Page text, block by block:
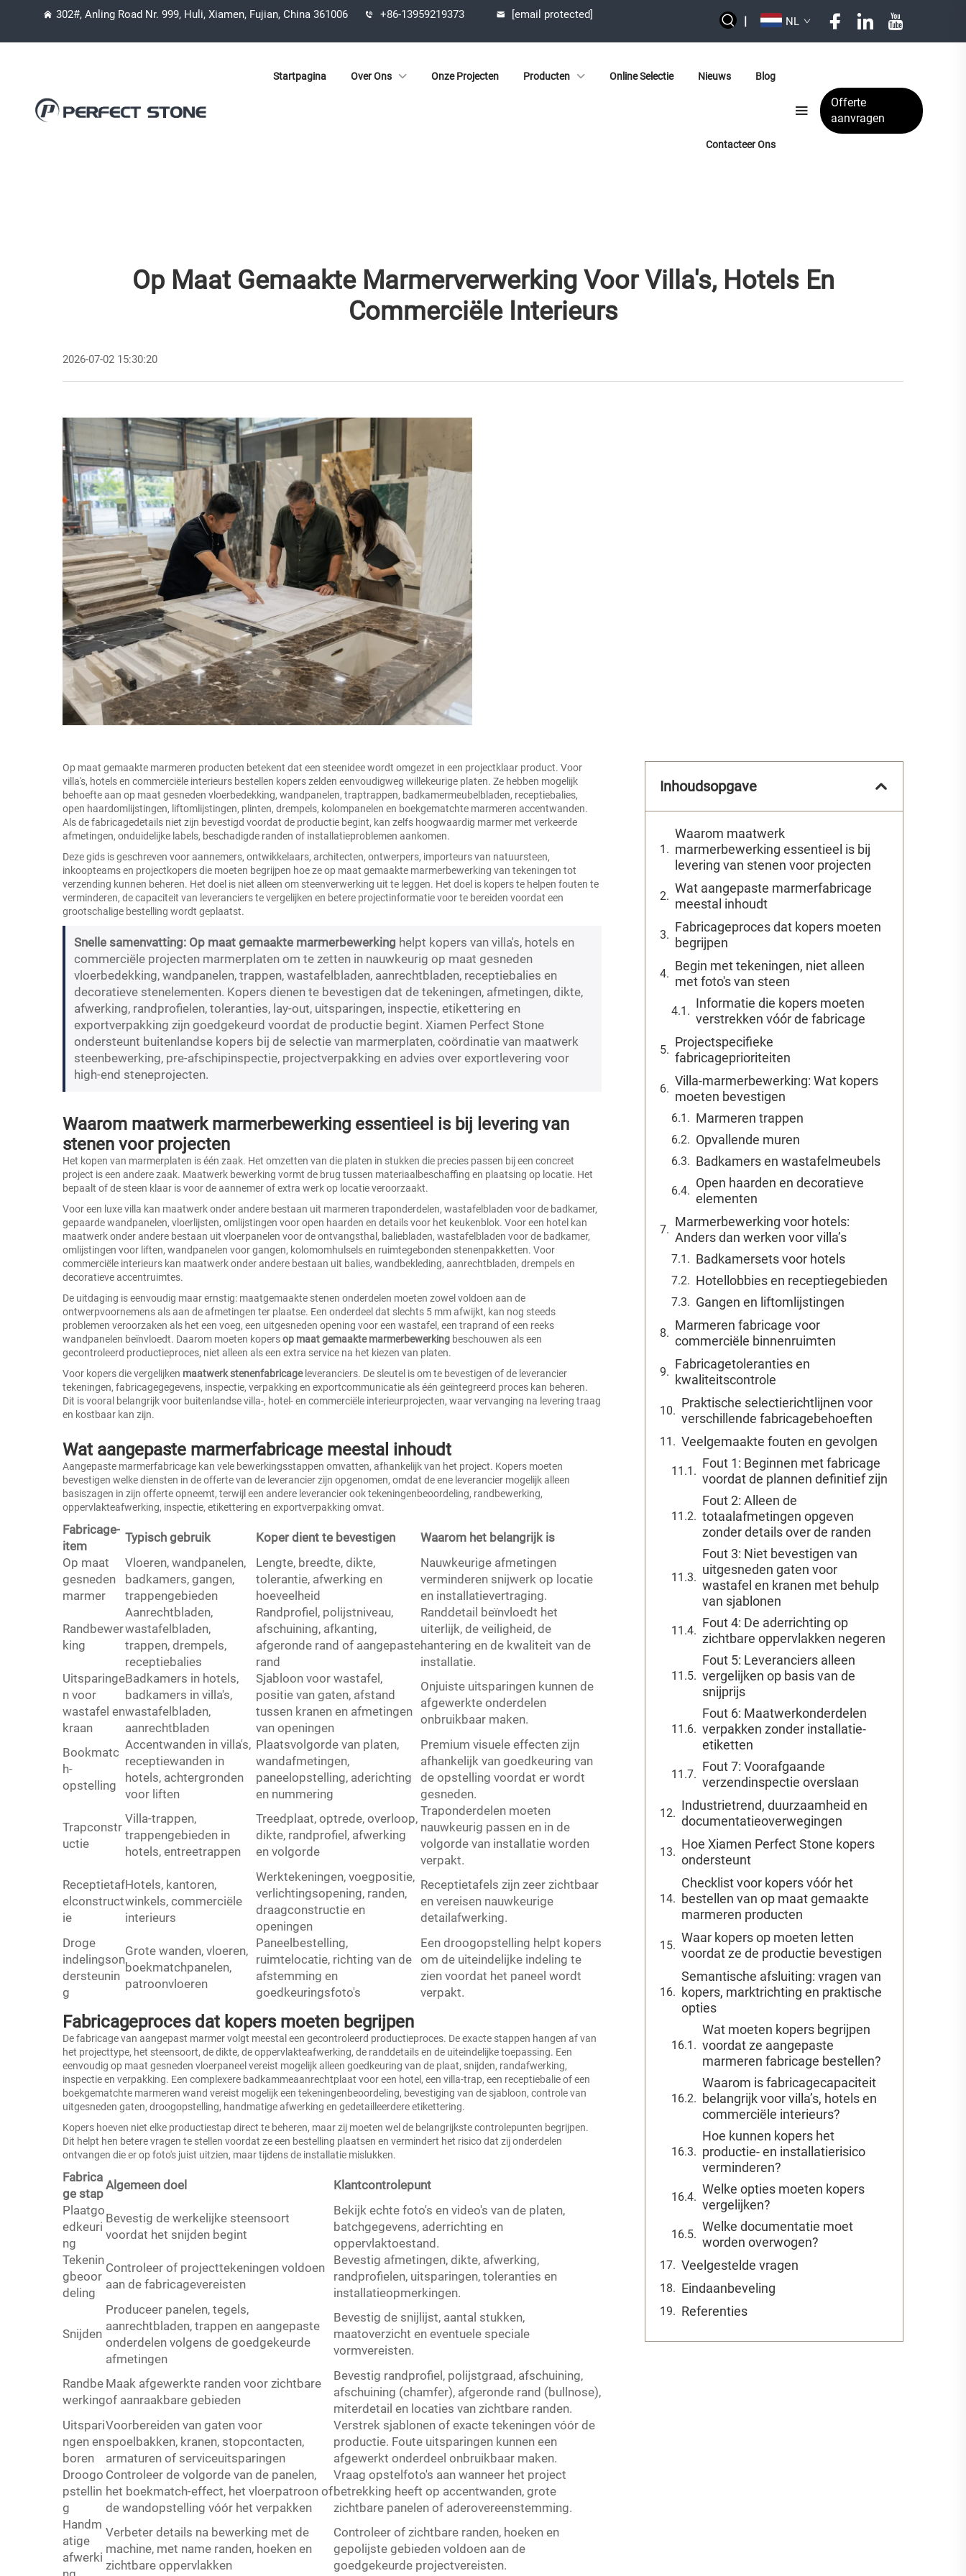
302#, Anling Road Nr. 999, Huli, Xiamen, Fujian, China 361006 +86-13959219373 [email protected] | NL
Startpagina Over Ons Onze Projecten Producten Online Selectie Nieuws Blog
Contacteer Ons
Offerte
aanvragen
Op Maat Gemaakte Marmerverwerking Voor Villa's, Hotels En
Commerciële Interieurs
2026-07-02 15:30:20
Op maat gemaakte marmeren producten betekent dat een steenidee wordt omgezet in een projectklaar product. Voor
villa's, hotels en commerciële interieurs bestellen kopers zelden eenvoudigweg willekeurige platen. Ze hebben mogelijk
behoefte aan op maat gesneden vloerbedekking, wandpanelen, traptrappen, badkamermeubelbladen, receptiebalies,
open haardomlijstingen, liftomlijstingen, plinten, drempels, kolompanelen en boekgematchte marmeren accentwanden.
Als de fabricagedetails niet zijn bevestigd voordat de productie begint, kan zelfs hoogwaardig marmer met verkeerde
afmetingen, onduidelijke labels, beschadigde randen of installatieproblemen aankomen.
Deze gids is geschreven voor aannemers, ontwikkelaars, architecten, ontwerpers, importeurs van natuursteen,
inkoopteams en projectkopers die moeten begrijpen hoe ze op maat gemaakte marmerbewerking van tekeningen tot
verzending kunnen beheren. Het doel is niet alleen om steenverwerking uit te leggen. Het doel is kopers te helpen fouten te
verminderen, de capaciteit van leveranciers te vergelijken en betere projectinformatie voor te bereiden voordat een
grootschalige bestelling wordt geplaatst.
Snelle samenvatting: Op maat gemaakte marmerbewerking helpt kopers van villa's, hotels en
commerciële projecten marmerplaten om te zetten in nauwkeurig op maat gesneden
vloerbedekking, wandpanelen, trappen, wastafelbladen, aanrechtbladen, receptiebalies en
decoratieve stenelementen. Kopers dienen te bevestigen dat de tekeningen, afmetingen, dikte,
afwerking, randprofielen, toleranties, lay-out, uitsparingen, inspectie, etikettering en
exportverpakking zijn goedgekeurd voordat de productie begint. Xiamen Perfect Stone
ondersteunt buitenlandse kopers bij de selectie van marmerplaten, coördinatie van maatwerk
steenbewerking, pre-afschipinspectie, projectverpakking en advies over exportlevering voor
high-end steneprojecten.
Waarom maatwerk marmerbewerking essentieel is bij levering van
stenen voor projecten
Het kopen van marmerplaten is één zaak. Het omzetten van die platen in stukken die precies passen bij een concreet
project is een andere zaak. Maatwerk bewerking vormt de brug tussen materiaalbeschaffing en plaatsing op locatie. Het
bepaalt of de steen klaar is voor de aannemer of extra werk op locatie veroorzaakt.
Voor een luxe villa kan maatwerk onder andere bestaan uit marmeren traponderdelen, wastafelbladen voor de badkamer,
gepaarde wandpanelen, vloerlijsten, omlijstingen voor open haarden en details voor het keukenblok. Voor een hotel kan
maatwerk onder andere bestaan uit vloerpanelen voor de ontvangsthal, baliebladen, wastafelbladen voor de badkamer,
omlijstingen voor liften, wandpanelen voor gangen, kolomomhulsels en ruimtegebonden stenenpakketten. Voor
commerciële interieurs kan maatwerk onder andere bestaan uit balies, wandbekleding, aanrechtbladen, drempels en
decoratieve accentruimtes.
De uitdaging is eenvoudig maar ernstig: maatgemaakte stenen onderdelen moeten zowel voldoen aan de
ontwerpvoornemens als aan de afmetingen ter plaatse. Een onderdeel dat slechts 5 mm afwijkt, kan nog steeds
problemen veroorzaken als het een voeg, een uitgesneden opening voor een wastafel, een traprand of een reeks
wandpanelen beïnvloedt. Daarom moeten kopersop maat gemaakte marmerbewerking beschouwen als een
gecontroleerd productieproces, niet alleen als een extra service na het kiezen van platen.
Voor kopers die vergelijken maatwerk stenenfabricageleveranciers. De sleutel is om te bevestigen of de leverancier
tekeningen, fabricagegegevens, inspectie, verpakking en exportcommunicatie als één geïntegreerd proces kan beheren.
Dit is vooral belangrijk voor buitenlandse villa-, hotel- en commerciële interieurprojecten, waar vervanging na levering traag
en kostbaar kan zijn.
Wat aangepaste marmerfabricage meestal inhoudt
Aangepaste marmerfabricage kan vele bewerkingsstappen omvatten, afhankelijk van het project. Kopers moeten
bevestigen welke diensten in de offerte van de leverancier zijn opgenomen, omdat de ene leverancier mogelijk alleen
basiszagen in zijn offerte opneemt, terwijl een andere leverancier ook tekeningenbeoordeling, randbewerking,
oppervlakteafwerking, inspectie, etikettering en exportverpakking omvat.
Fabricage-
item
Typisch gebruik Koper dient te bevestigen
Waarom het belangrijk is
Op maat
gesneden
marmer
Vloeren, wandpanelen,
badkamers, gangen,
trappengebieden
Lengte, breedte, dikte,
tolerantie, afwerking en
hoeveelheid
Nauwkeurige afmetingen
verminderen snijwerk op locatie
en installatievertraging.
Randbewer
king
Aanrechtbladen,
wastafelbladen,
trappen, drempels,
receptiebalies
Randprofiel, polijstniveau,
afschuining, afkanting,
afgeronde rand of aangepaste
rand
Randdetail beïnvloedt het
uiterlijk, de veiligheid, de
hantering en de kwaliteit van de
installatie.
Uitsparinge
n voor
wastafel en
kraan
Badkamers in hotels,
badkamers in villa's,
wastafelbladen,
aanrechtbladen
Sjabloon voor wastafel,
positie van gaten, afstand
tussen kranen en afmetingen
van openingen
Onjuiste uitsparingen kunnen de
afgewerkte onderdelen
onbruikbaar maken.
Bookmatc
h-
opstelling
Accentwanden in villa's,
receptiewanden in
hotels, achtergronden
voor liften
Plaatsvolgorde van platen,
wandafmetingen,
paneelopstelling, aderichting
en nummering
Premium visuele effecten zijn
afhankelijk van goedkeuring van
de opstelling voordat er wordt
gesneden.
Trapconstr
uctie
Villa-trappen,
trappengebieden in
hotels, entree­trappen
Treedplaat, optrede, overloop,
dikte, randprofiel, afwerking
en volgorde
Traponderdelen moeten
nauwkeurig passen en in de
volgorde van installatie worden
verpakt.
Receptietaf
elconstruct
ie
Hotels, kantoren,
winkels, commerciële
interieurs
Werktekeningen, voegpositie,
verlichtingsopening, randen,
draagconstructie en
openingen
Receptietafels zijn zeer zichtbaar
en vereisen nauwkeurige
detailafwerking.
Droge
indelingson
dersteunin
g
Grote wanden, vloeren,
boekmatchpanelen,
patroonvloeren
Paneelbestelling,
ruimtelocatie, richting van de
afstemming en
goedkeuringsfoto's
Een droogopstelling helpt kopers
om de uiteindelijke indeling te
zien voordat het paneel wordt
verpakt.
Fabricageproces dat kopers moeten begrijpen
De fabricage van aangepast marmer volgt meestal een gecontroleerd productieproces. De exacte stappen hangen af van
het projecttype, het steensoort, de dikte, de oppervlakteafwerking, de randdetails en de uiteindelijke toepassing. Een
eenvoudig op maat gesneden vloerpaneel vereist mogelijk alleen goedkeuring van de plaat, snijden, randafwerking,
inspectie en verpakking. Een complexere badkammeaanrechtplaat voor een hotel, een villa-trap, een receptiebalie of een
boekgematchte marmeren wand vereist mogelijk een tekeningenbeoordeling, bevestiging van de sjabloon, controle van
uitgesneden gaten, droogopstelling, handmatige afwerking en gedetailleerdere etikettering.
Kopers hoeven niet elke productiestap direct te beheren, maar zij moeten wel de belangrijkste controlepunten begrijpen.
Dit helpt hen betere vragen te stellen voordat ze een bestelling plaatsen en vermindert het risico dat zij onderdelen
ontvangen die er op foto's juist uitzien, maar tijdens de installatie mislukken.
Fabrica
ge stap
Algemeen doel
Klantcontrolepunt
Plaatgo
edkeuri
ng
Bevestig de werkelijke steensoort
voordat het snijden begint
Bekijk echte foto's en video's van de platen,
batchgegevens, aderrichting en
oppervlaktoestand.
Tekenin
gbeoor
deling
Controleer of projecttekeningen voldoen
aan de fabricagevereisten
Bevestig afmetingen, dikte, afwerking,
randprofielen, uitsparingen, toleranties en
installatieopmerkingen.
Snijden
Produceer panelen, tegels,
aanrechtbladen, trappen en aangepaste
onderdelen volgens de goedgekeurde
afmetingen
Bevestig de snijlijst, aantal stukken,
maatoverzicht en eventuele speciale
vormvereisten.
Randbe
werking
Maak afgewerkte randen voor zichtbare
of aanraakbare gebieden
Bevestig randprofiel, polijstgraad, afschuining,
afschuining (chamfer), afgeronde rand (bullnose),
miterdetail en locaties van zichtbare randen.
Uitspari
ngen en
boren
Voorbereiden van gaten voor
spoelbakken, kranen, stopcontacten,
armaturen of serviceuitsparingen
Verstrek sjablonen of exacte tekeningen vóór de
productie. Foute uitsparingen kunnen een
afgewerkt onderdeel onbruikbaar maken.
Droogo
pstellin
g
Controleer de volgorde van de panelen,
het boekmatch-effect, het vloerpatroon of
de wandopstelling vóór het verpakken
Vraag opstelfoto's aan wanneer het project
betrekking heeft op accentwanden, grote
zichtbare panelen of aderovereenstemming.
Handm
atige
afwerki
Verbeter details na bewerking met de
machine, met name randen, hoeken en
zichtbare oppervlakken
Controleer of zichtbare randen, hoeken en
gepolijste gebieden voldoen aan de
goedgekeurde projectvereisten.
Inhoudsopgave
Waarom maatwerk
marmerbewerking essentieel is bij
levering van stenen voor projecten
Wat aangepaste marmerfabricage
meestal inhoudt
Fabricageproces dat kopers moeten
begrijpen
Begin met tekeningen, niet alleen
met foto's van steen
Informatie die kopers moeten
verstrekken vóór de fabricage
Projectspecifieke
fabricageprioriteiten
Villa-marmerbewerking: Wat kopers
moeten bevestigen
Marmeren trappen
Opvallende muren
Badkamers en wastafelmeubels
Open haarden en decoratieve
elementen
Marmerbewerking voor hotels:
Anders dan werken voor villa’s
Badkamersets voor hotels
Hotellobbies en receptiegebieden
Gangen en liftomlijstingen
Marmeren fabricage voor
commerciële binnenruimten
Fabricagetoleranties en
kwaliteitscontrole
Praktische selectierichtlijnen voor
verschillende fabricagebehoeften
Veelgemaakte fouten en gevolgen
Fout 1: Beginnen met fabricage
voordat de plannen definitief zijn
Fout 2: Alleen de
totaalafmetingen opgeven
zonder details over de randen
Fout 3: Niet bevestigen van
uitgesneden gaten voor
wastafel en kranen met behulp
van sjablonen
Fout 4: De aderrichting op
zichtbare oppervlakken negeren
Fout 5: Leveranciers alleen
vergelijken op basis van de
snijprijs
Fout 6: Maatwerkonderdelen
verpakken zonder installatie-
etiketten
Fout 7: Voorafgaande
verzendinspectie overslaan
Industrietrend, duurzaamheid en
documentatieoverwegingen
Hoe Xiamen Perfect Stone kopers
ondersteunt
Checklist voor kopers vóór het
bestellen van op maat gemaakte
marmeren producten
Waar kopers op moeten letten
voordat ze de productie bevestigen
Semantische afsluiting: vragen van
kopers, marktrichting en praktische
opties
Wat moeten kopers begrijpen
voordat ze aangepaste
marmeren fabricage bestellen?
Waarom is fabricagecapaciteit
belangrijk voor villa’s, hotels en
commerciële interieurs?
Hoe kunnen kopers het
productie- en installatierisico
verminderen?
Welke opties moeten kopers
vergelijken?
Welke documentatie moet
worden overwogen?
Veelgestelde vragen
Eindaanbeveling
Referenties